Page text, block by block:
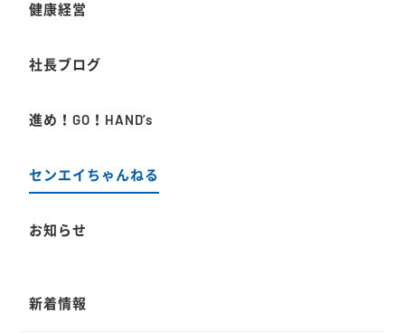
健康経営
社長ブログ
進め！GO！HAND’s
センエイちゃんねる
お知らせ
新着情報